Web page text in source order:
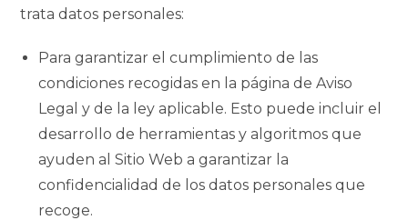
trata datos personales:
Para garantizar el cumplimiento de las
condiciones recogidas en la página de Aviso
Legal y de la ley aplicable. Esto puede incluir el
desarrollo de herramientas y algoritmos que
ayuden al Sitio Web a garantizar la
confidencialidad de los datos personales que
recoge.